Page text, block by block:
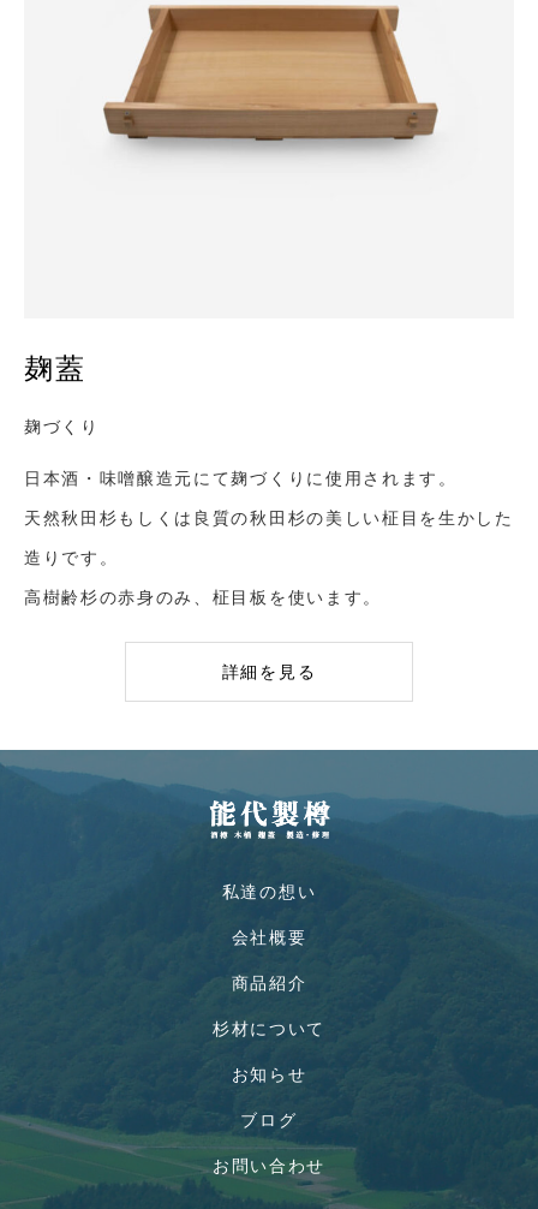
麹蓋
麹づくり
日本酒・味噌醸造元にて麹づくりに使用されます。
天然秋田杉もしくは良質の秋田杉の美しい柾目を生かした
造りです。
高樹齢杉の赤身のみ、柾目板を使います。
詳細を見る
私達の想い
会社概要
商品紹介
杉材について
お知らせ
ブログ
お問い合わせ